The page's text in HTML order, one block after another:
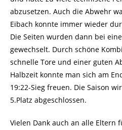
abzusetzen. Auch die Abwehr
Eibach konnte immer wieder
Die Seiten wurden dann bei
gewechselt. Durch schöne
schnelle Tore und einer guten
Halbzeit konnte man sich am
19:22-Sieg freuen. Die Saison
5.Platz abgeschlossen.
Vielen Dank auch an alle